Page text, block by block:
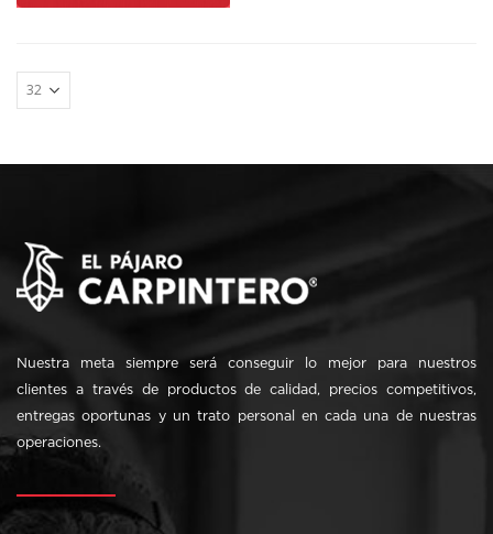
Nuestra meta siempre será conseguir lo mejor para nuestros
clientes a través de productos de calidad, precios competitivos,
entregas oportunas y un trato personal en cada una de nuestras
operaciones.